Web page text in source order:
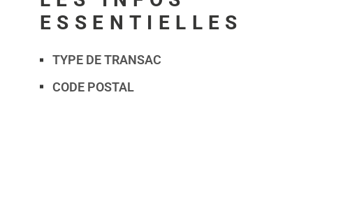
ESSENTIELLES
Caractérisque Valeurs
TYPE DE TRANSAC
CODE POSTAL